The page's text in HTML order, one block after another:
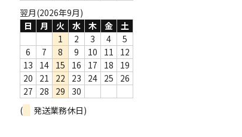
翌月(2026年9月)
日
月 火 水 木 金
土
1
2 3 4
5
6
7 8 9 10 11
12
13
14 15 16 17 18
19
20
21 22 23 24 25
26
27
28 29
30
(
発送業務休日)